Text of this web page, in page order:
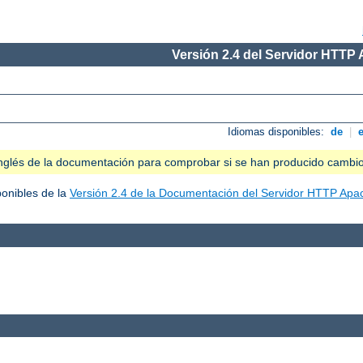
Versión 2.4 del Servidor HTTP
Idiomas disponibles: de
de la documentación para comprobar si se han producido
de la Versión 2.4 de la Documentación del Servidor HTTP